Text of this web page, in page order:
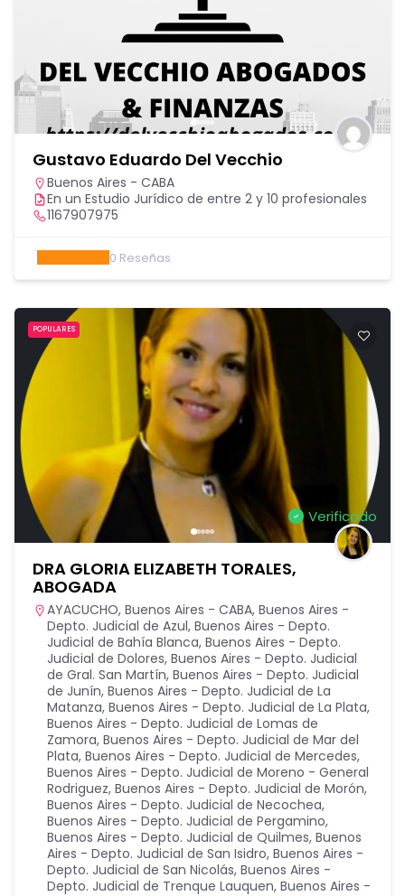
Gustavo Eduardo Del Vecchio
Buenos Aires - CABA
En un Estudio Jurídico de entre 2 y 10 profesionales
1167907975
0 Reseñas
POPULARES
Verificado
DRA GLORIA ELIZABETH TORALES,
ABOGADA
AYACUCHO, Buenos Aires - CABA, Buenos Aires -
Depto. Judicial de Azul, Buenos Aires - Depto.
Judicial de Bahía Blanca, Buenos Aires - Depto.
Judicial de Dolores, Buenos Aires - Depto. Judicial
de Gral. San Martín, Buenos Aires - Depto. Judicial
de Junín, Buenos Aires - Depto. Judicial de La
Matanza, Buenos Aires - Depto. Judicial de La Plata,
Buenos Aires - Depto. Judicial de Lomas de
Zamora, Buenos Aires - Depto. Judicial de Mar del
Plata, Buenos Aires - Depto. Judicial de Mercedes,
Buenos Aires - Depto. Judicial de Moreno - General
Rodriguez, Buenos Aires - Depto. Judicial de Morón,
Buenos Aires - Depto. Judicial de Necochea,
Buenos Aires - Depto. Judicial de Pergamino,
Buenos Aires - Depto. Judicial de Quilmes, Buenos
Aires - Depto. Judicial de San Isidro, Buenos Aires -
Depto. Judicial de San Nicolás, Buenos Aires -
Depto. Judicial de Trenque Lauquen, Buenos Aires -